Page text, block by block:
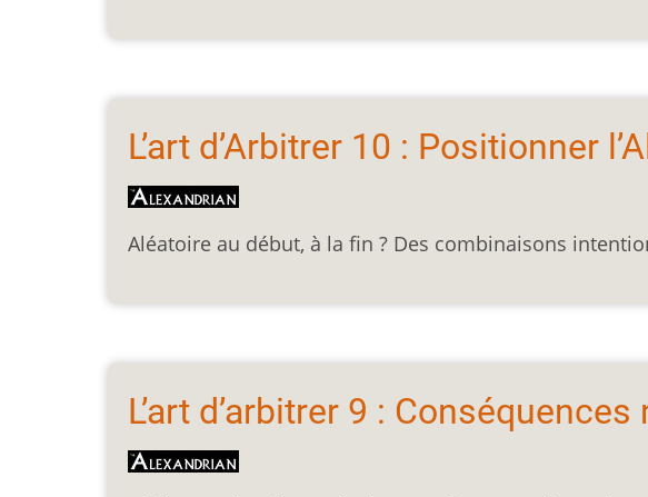
L’art d’Arbitrer 10 : Positionner
Aléatoire au début, à la fin ? Des combinaisons
L’art d’arbitrer 9 :